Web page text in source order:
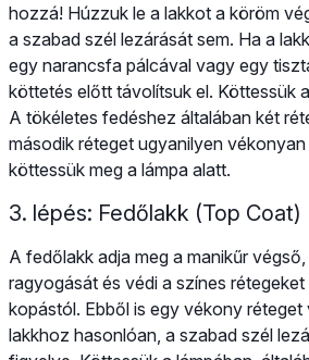
hozzá! Húzzuk le a lakkot a köröm
a szabad szél lezárását sem. Ha a
egy narancsfa pálcával vagy egy
köttetés előtt távolítsuk el. Köttessük
A tökéletes fedéshez általában két
második réteget ugyanilyen
köttessük meg a lámpa alatt.
3. lépés: Fedőlakk (Top Coat)
A fedőlakk adja meg a manikűr
ragyogását és védi a színes
kopástól. Ebből is egy vékony réteget
lakkhoz hasonlóan, a szabad szél